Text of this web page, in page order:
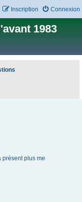
Connexion
Inscription
1983
présent plus me